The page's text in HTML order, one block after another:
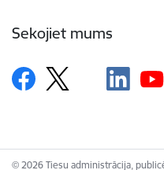
Sekojiet mums
© 2026 Tiesu administrācija,